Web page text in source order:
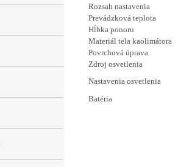
Rozsah nastavenia
Prevádzková teplota
Hĺbka ponoru
Materiál tela kaolimátora
Povrchová úprava
Zdroj osvetlenia
Nastavenia osvetlenia
Batéria